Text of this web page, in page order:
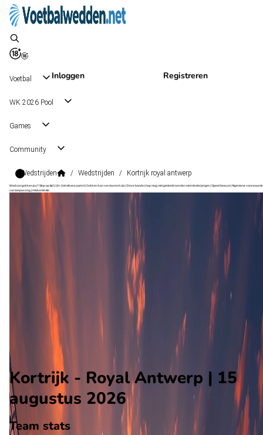
Inloggen Registreren
Voetbal
WK 2026 Pool
Games
Community
Wedstrijden / Wedstrijden / Kortrijk royal antwerp
Wat kost gokken jou? Stop op tijd | 18+ | loketkansspel.nl | Gokken kan verslavend zijn | Deze boodschap mag niet gedeeld worden met minderjarigen | Speel bewust | Algemene
van toepassing | #Advertentie
Belgian Pro League
Alle wedstrijden
Kortrijk - Royal Antwerp
Voorbeschouwing
Kortrijk - Royal Antwerp | 15
augustus 2026
Team stats